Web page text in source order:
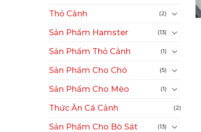
Thỏ Cảnh (2)
Sản Phẩm Hamster (13)
Sản Phẩm Thỏ Cảnh (1)
Sản Phẩm Cho Chó (5)
Sản Phẩm Cho Mèo (1)
Thức Ăn Cá Cảnh (2)
Sản Phẩm Cho Bò Sát (13)